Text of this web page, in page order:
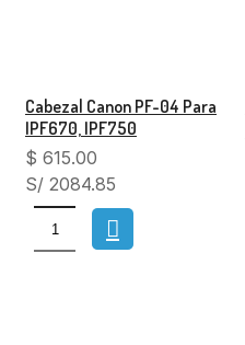
Cabezal Canon PF-04 Para
IPF670, IPF750
$ 615.00
S/ 2084.85